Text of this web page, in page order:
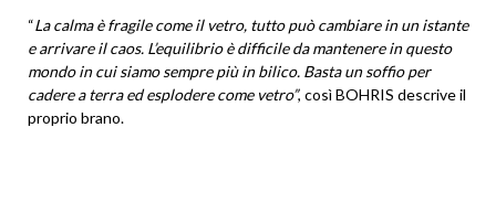
“La calma è fragile come il vetro, tutto può cambiare in un istante
e arrivare il caos. L’equilibrio è difficile da mantenere in questo
mondo in cui siamo sempre più in bilico. Basta un soffio per
cadere a terra ed esplodere come vetro”, così BOHRIS descrive il
proprio brano.